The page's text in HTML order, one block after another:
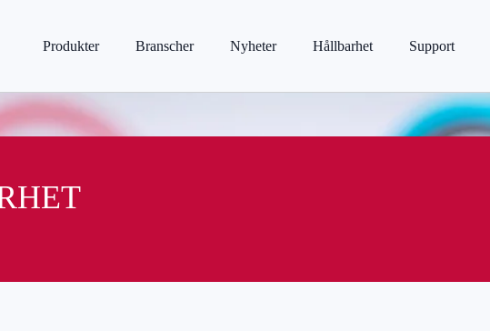
Produkter Branscher Nyheter Hållbarhet Support